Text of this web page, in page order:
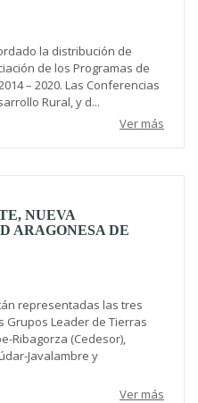
la distribución de
de los Programas de
– 2020. Las Conferencias
Rural, y d...
Ver más
NUEVA
ARAGONESA DE
representadas las tres
Grupos Leader de Tierras
Ribagorza (Cedesor),
Javalambre y
Ver más